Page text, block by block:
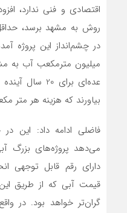
اقتصادی و فنی ندارد،
میلیون مترمکعب آب به
بیاورند که هزینه هر متر مکعب
فاضلی ادامه داد: این
می‌دهد پروژه‌های بزرگ
دارای رقم قابل توجهی
قیمت آبی که از طریق